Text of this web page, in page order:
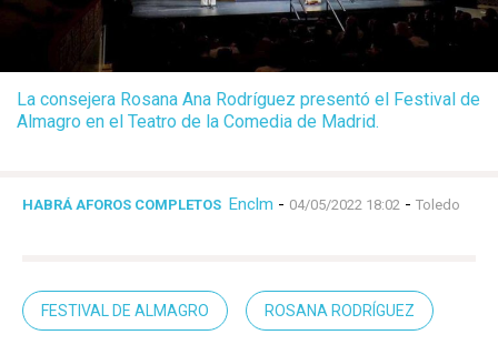
La consejera Rosana Ana Rodríguez presentó el Festival de
Almagro en el Teatro de la Comedia de Madrid.
HABRÁ AFOROS COMPLETOS Enclm - 04/05/2022 18:02 - Toledo
FESTIVAL DE ALMAGRO ROSANA RODRÍGUEZ